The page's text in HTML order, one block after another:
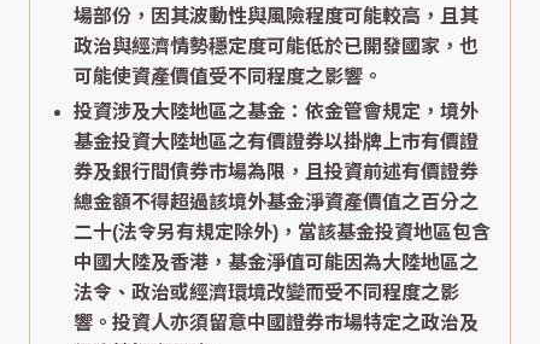
場部份，因其波動性與風險程度可能較高，且其
政治與經濟情勢穩定度可能低於已開發國家，也
可能使資產價值受不同程度之影響。
投資涉及大陸地區之基金：依金管會規定，境外
基金投資大陸地區之有價證券以掛牌上市有價證
券及銀行間債券市場為限，且投資前述有價證券
總金額不得超過該境外基金淨資產價值之百分之
二十(法令另有規定除外)，當該基金投資地區包含
中國大陸及香港，基金淨值可能因為大陸地區之
法令、政治或經濟環境改變而受不同程度之影
響。投資人亦須留意中國證券市場特定之政治及